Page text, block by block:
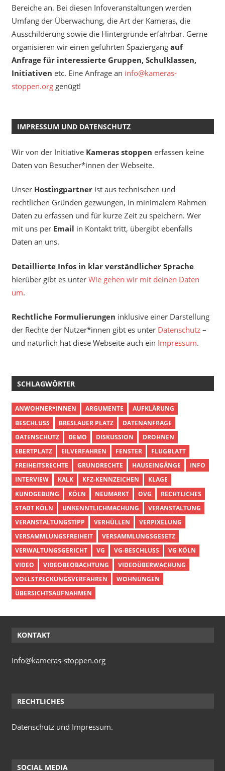
Bereiche an. Bei diesen Infoveranstaltungen werden
Umfang der Überwachung, die Art der Kameras, die
Ausschilderung sowie die Hintergründe erfahrbar. Gerne
organisieren wir einen geführten Spaziergang auf
Anfrage für interessierte Gruppen, Schulklassen,
Initiativen etc. Eine Anfrage an info@kameras-
stoppen.orggenügt!
IMPRESSUM UND DATENSCHUTZ
Wir von der Initiative Kameras stoppen erfassen keine
Daten von Besucher*innen der Webseite.
Unser Hostingpartnerist aus technischen und
rechtlichen Gründen gezwungen, in minimalem Rahmen
Daten zu erfassen und für kurze Zeit zu speichern. Wer
mit uns per Email in Kontakt tritt, übergibt ebenfalls
Daten an uns.
Detaillierte Infos in klar verständlicher Sprache
hierüber gibt es unter Wie gehen wir mit deinen Daten
um.
Rechtliche Formulierungen inklusive einer Darstellung
der Rechte der Nutzer*innen gibt es unter Datenschutz–
und natürlich hat diese Webseite auch ein Impressum.
SCHLAGWÖRTER
ANWOHNER*INNEN ARGUMENTE
AUFKLÄRUNG
BESCHLUSS
BRESLAUER PLATZ
DATENANFRAGE
DATENSCHUTZ
DEMO DISKUSSION
DROHNEN
EBERTPLATZ
EILVERFAHREN FENSTER
FLUGBLATT
FREIHEITSRECHTE
GRUNDRECHTE HAUSEINGÄNGE
INFO
INTERVIEW
KALK KFZ-KENNZEICHEN
KLAGE
KUNDGEBUNG
KÖLN NEUMARKT OVG
RECHTLICHES
STADT KÖLN
UNKENNTLICHMACHUNG
VERANSTALTUNG
VERANSTALTUNGSTIPP
VERHÜLLEN
VERPIXELUNG
VERSAMMLUNGSFREIHEIT
VERSAMMLUNGSGESETZ
VERWALTUNGSGERICHT
VG VG-BESCHLUSS
VG KÖLN
VIDEO
VIDEOBEOBACHTUNG
VIDEOÜBERWACHUNG
VOLLSTRECKUNGSVERFAHREN
WOHNUNGEN
ÜBERSICHTSAUFNAHMEN
KONTAKT
info@kameras-stoppen.org
RECHTLICHES
Datenschutzund Impressum.
SOCIAL MEDIA